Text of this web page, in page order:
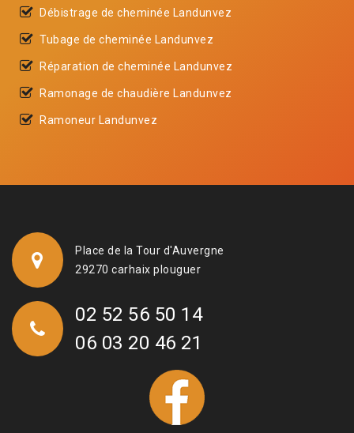
Débistrage de cheminée Landunvez
Tubage de cheminée Landunvez
Réparation de cheminée Landunvez
Ramonage de chaudière Landunvez
Ramoneur Landunvez
Place de la Tour d'Auvergne
29270 carhaix plouguer
02 52 56 50 14
06 03 20 46 21